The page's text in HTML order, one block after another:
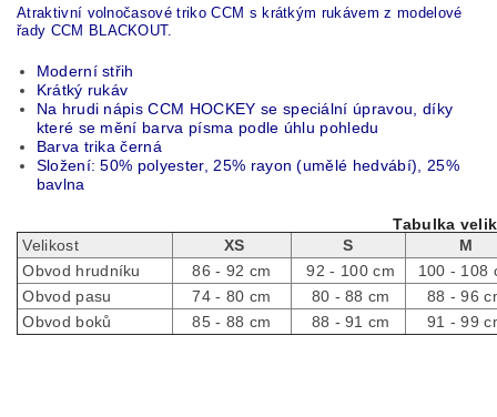
Atraktivní volnočasové triko CCM s krátkým rukávem z modelové
řady CCM BLACKOUT.
Moderní střih
Krátký rukáv
Na hrudi nápis CCM HOCKEY se speciální úpravou, díky
které se mění barva písma podle úhlu pohledu
Barva trika černá
Složení: 50% polyester, 25% rayon (umělé hedvábí), 25%
bavlna
Tabulka
Velikost
XS S
M
Obvod hrudníku
86 - 92 cm 92 - 100 cm
100 - 108
Obvod pasu
74 - 80 cm 80 - 88 cm
88 - 96
Obvod boků
85 - 88 cm 88 - 91 cm 91 - 99